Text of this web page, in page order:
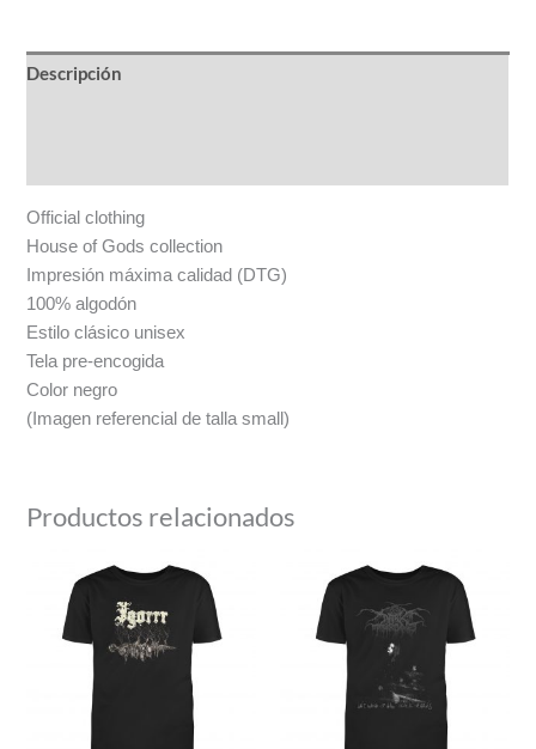
Descripción
Official clothing
House of Gods collection
Impresión máxima calidad (DTG)
100% algodón
Estilo clásico unisex
Tela pre-encogida
Color negro
(Imagen referencial de talla small)
Productos relacionados